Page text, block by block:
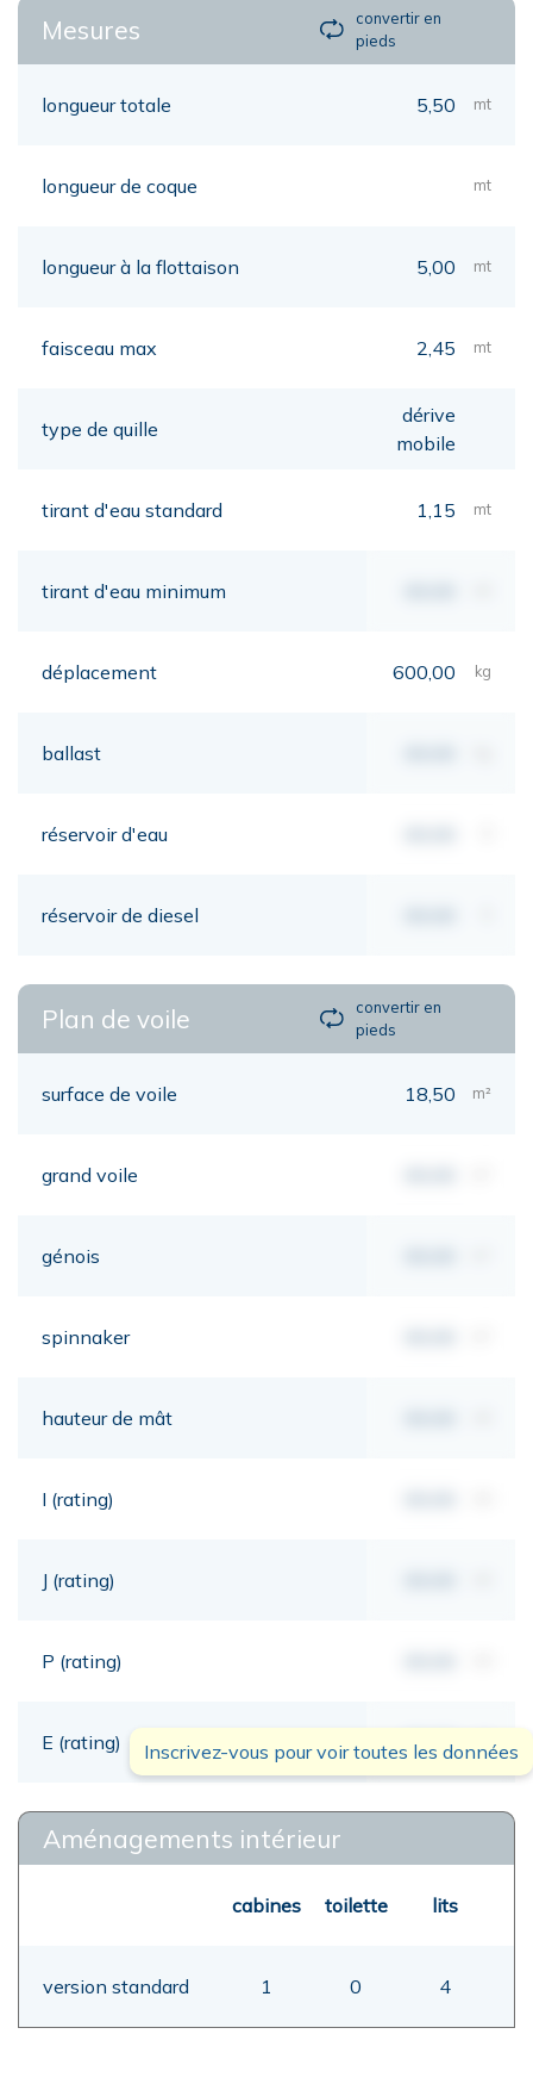
Mesures
convertir en
pieds
longueur totale 5,50 mt
longueur de coque mt
longueur à la flottaison 5,00 mt
faisceau max 2,45 mt
type de quille
dérive
mobile
tirant d'eau standard 1,15 mt
tirant d'eau minimum
déplacement 600,00 kg
ballast
réservoir d'eau
réservoir de diesel
Plan de voile
convertir en
pieds
surface de voile 18,50 m²
grand voile
génois
spinnaker
hauteur de mât
I (rating)
J (rating)
P (rating)
E (rating) 00,00
Inscrivez-vous pour voir toutes les données
Aménagements intérieur
cabines toilette lits
version standard 1 0 4